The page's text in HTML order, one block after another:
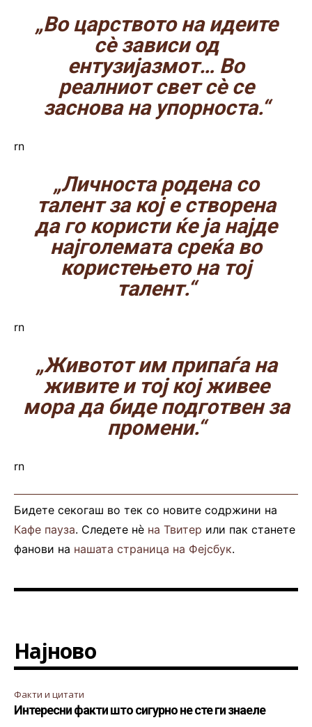
„Во царството на идеите
сѐ зависи од
ентузијазмот… Во
реалниот свет сѐ се
заснова на упорноста.“
rn
„Личноста родена со
талент за кој е створена
да го користи ќе ја најде
најголемата среќа во
користењето на тој
талент.“
rn
„Животот им припаѓа на
живите и тој кој живее
мора да биде подготвен за
промени.“
rn
Бидете секогаш во тек со новите содржини на
Кафе пауза. Следете нè на Твитер или пак станете
фанови на нашата страница на Фејсбук.
Најново
Факти и цитати
Интересни факти што сигурно не сте ги знаеле